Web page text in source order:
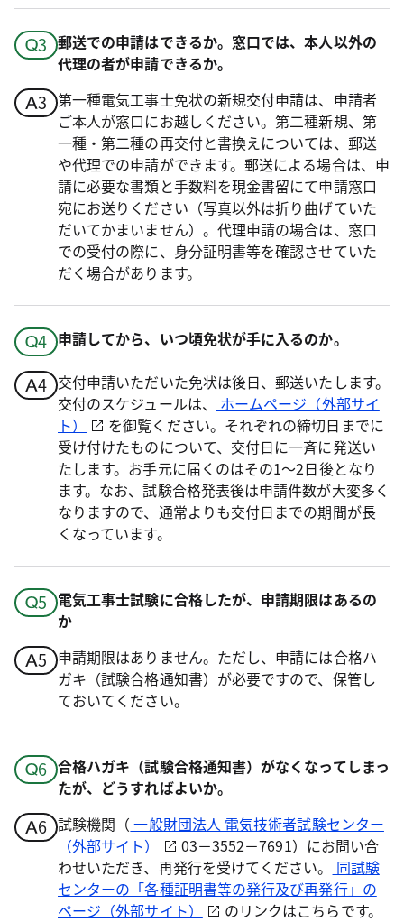
郵送での申請はできるか。窓口では、本人以外の
代理の者が申請できるか。
第一種電気工事士免状の新規交付申請は、申請者
ご本人が窓口にお越しください。第二種新規、第
一種・第二種の再交付と書換えについては、郵送
や代理での申請ができます。郵送による場合は、申
請に必要な書類と手数料を現金書留にて申請窓口
宛にお送りください（写真以外は折り曲げていた
だいてかまいません）。代理申請の場合は、窓口
での受付の際に、身分証明書等を確認させていた
だく場合があります。
申請してから、いつ頃免状が手に入るのか。
交付申請いただいた免状は後日、郵送いたします。
交付のスケジュールは、
ホームページ（外部サイ
ト）
を御覧ください。それぞれの締切日までに
受け付けたものについて、交付日に一斉に発送い
たします。お手元に届くのはその1～2日後となり
ます。なお、試験合格発表後は申請件数が大変多く
なりますので、通常よりも交付日までの期間が長
くなっています。
電気工事士試験に合格したが、申請期限はあるの
か
申請期限はありません。ただし、申請には合格ハ
ガキ（試験合格通知書）が必要ですので、保管し
ておいてください。
合格ハガキ（試験合格通知書）がなくなってしまっ
たが、どうすればよいか。
試験機関（ 一般財団法人 電気技術者試験センター
（外部サイト）
03－3552－7691）にお問い合
わせいただき、再発行を受けてください。
同試験
センターの「各種証明書等の発行及び再発行」の
ページ（外部サイト）
のリンクはこちらです。